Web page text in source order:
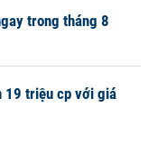
trong tháng 8
19 triệu cp với giá